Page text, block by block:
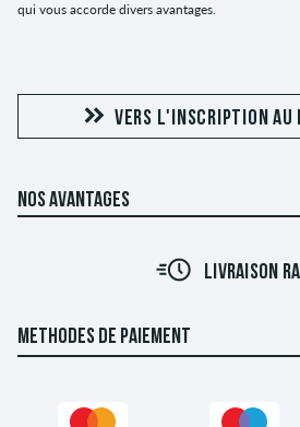
qui vous accorde divers avantages.
VERS L'INSCRIPTION AU
NOS AVANTAGES
LIVRAISON
METHODES DE PAIEMENT